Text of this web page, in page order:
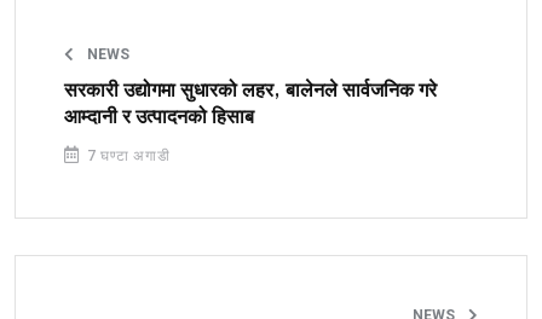
NEWS
सरकारी उद्योगमा सुधारको लहर, बालेनले सार्वजनिक गरे
आम्दानी र उत्पादनको हिसाब
7 घण्टा अगाडी